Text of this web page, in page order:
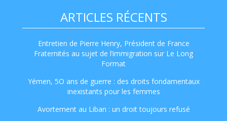
ARTICLES RÉCENTS
Entretien de Pierre Henry, Président de France
Fraternités au sujet de l’immigration sur Le Long
Format
Yémen, 5O ans de guerre : des droits fondamentaux
inexistants pour les femmes
Avortement au Liban : un droit toujours refusé